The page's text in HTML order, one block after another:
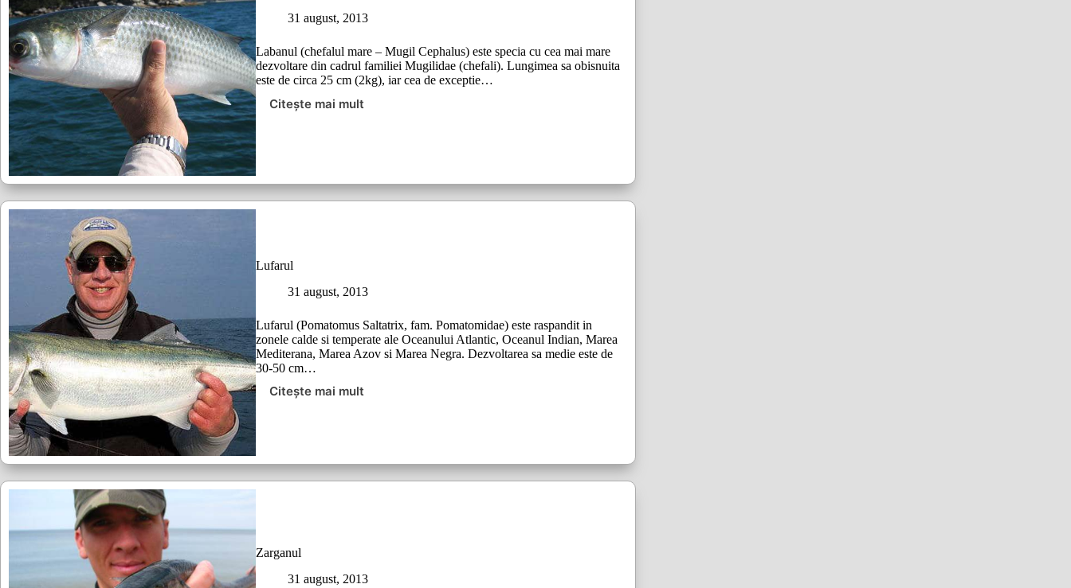
31 august, 2013
Labanul (chefalul mare – Mugil Cephalus) este specia cu cea mai mare
dezvoltare din cadrul familiei Mugilidae (chefali). Lungimea sa obisnuita
este de circa 25 cm (2kg), iar cea de exceptie…
Citește mai mult
Labanul
Lufarul
31 august, 2013
Lufarul (Pomatomus Saltatrix, fam. Pomatomidae) este raspandit in
zonele calde si temperate ale Oceanului Atlantic, Oceanul Indian, Marea
Mediterana, Marea Azov si Marea Negra. Dezvoltarea sa medie este de
30-50 cm…
Citește mai mult
Lufarul
Zarganul
31 august, 2013